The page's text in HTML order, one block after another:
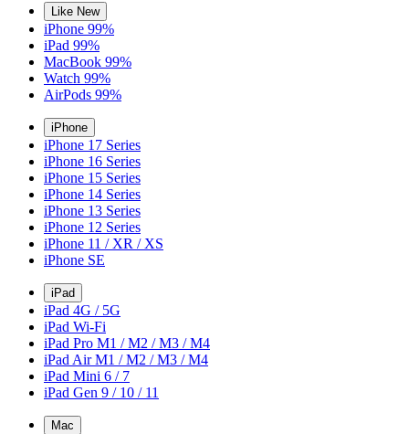
Like New
iPhone 99%
iPad 99%
MacBook 99%
Watch 99%
AirPods 99%
iPhone
iPhone 17 Series
iPhone 16 Series
iPhone 15 Series
iPhone 14 Series
iPhone 13 Series
iPhone 12 Series
iPhone 11 / XR / XS
iPhone SE
iPad
iPad 4G / 5G
iPad Wi-Fi
iPad Pro M1 / M2 / M3 / M4
iPad Air M1 / M2 / M3 / M4
iPad Mini 6 / 7
iPad Gen 9 / 10 / 11
Mac